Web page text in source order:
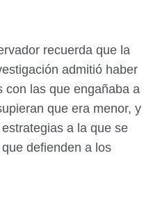
recuerda que la
admitió haber
con las que engañaba a
que era menor, y
a la que se
defienden a los